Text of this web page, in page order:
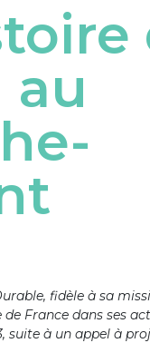
au
fidèle à sa
France dans ses
suite à un appel à